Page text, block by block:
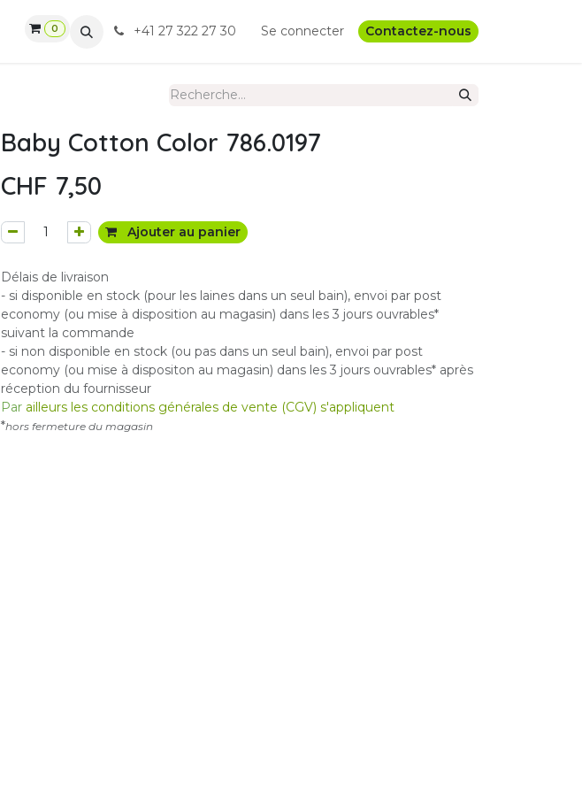
CGV 0 +41 27 322 27 30 Se connecter Contactez-nous
Baby Cotton Color 786.0197
CHF 7,50
Ajouter au panier
Délais de livraison
- si disponible en stock (pour les laines dans un seul bain), envoi par post
economy (ou mise à disposition au magasin) dans les 3 jours ouvrables*
suivant la commande
- si non disponible en stock (ou pas dans un seul bain), envoi par post
economy (ou mise à dispositon au magasin) dans les 3 jours ouvrables* après
réception du fournisseur
Par ailleurs les conditions générales de vente (CGV) s'appliquent
*hors fermeture du magasin